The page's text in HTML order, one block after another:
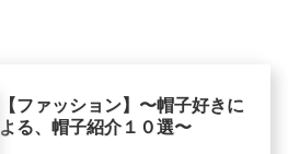
【ファッション】〜帽子好きに
よる、帽子紹介１０選〜